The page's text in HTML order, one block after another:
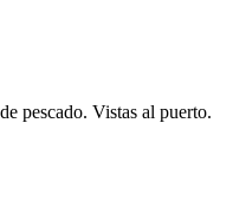
pescado. Vistas al puerto.